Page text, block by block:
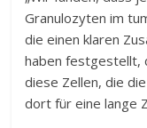
Granulozyten im
die einen klaren
haben festgestellt,
diese Zellen, die
dort für eine lange